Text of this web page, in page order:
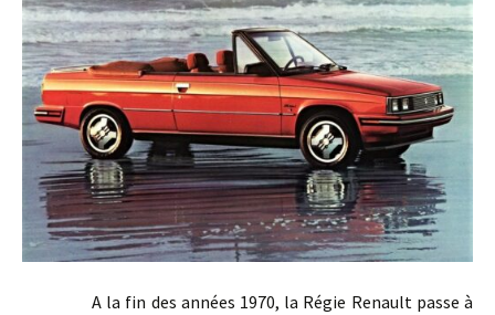
A la fin des années 1970, la Régie Renault passe à